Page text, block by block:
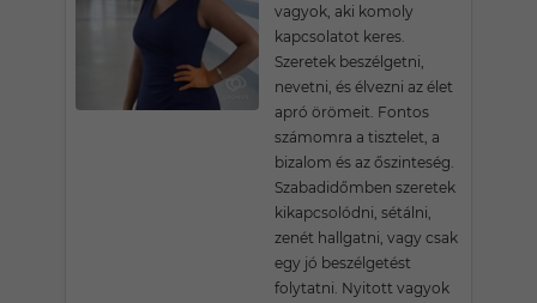
vagyok, aki komoly
kapcsolatot keres.
Szeretek beszélgetni,
nevetni, és élvezni az élet
apró örömeit. Fontos
számomra a tisztelet, a
bizalom és az őszinteség.
Szabadidőmben szeretek
kikapcsolódni, sétálni,
zenét hallgatni, vagy csak
egy jó beszélgetést
folytatni. Nyitott vagyok